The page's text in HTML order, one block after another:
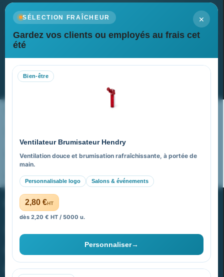
×
SÉLECTION FRAÎCHEUR
Gardez vos clients ou employés au frais cet
été
Bien-être
Ventilateur Brumisateur Hendry
Ventilation douce et brumisation rafraîchissante, à portée de
main.
Personnalisable logo Salons & événements
2,80 €HT
dès 2,20 € HT / 5000 u.
Personnaliser→
Newsletter
Recevez nos dernières nouvelles et nos offres spéciales
Nos expertises & accompagnement global
FAQ sur Promenoch Goodies Pub France
Pourquoi ça a marché à 100% pour moi ?
PROMENOCH GOODIES
40 rue Madeleine Michelis
92 200 Neuilly